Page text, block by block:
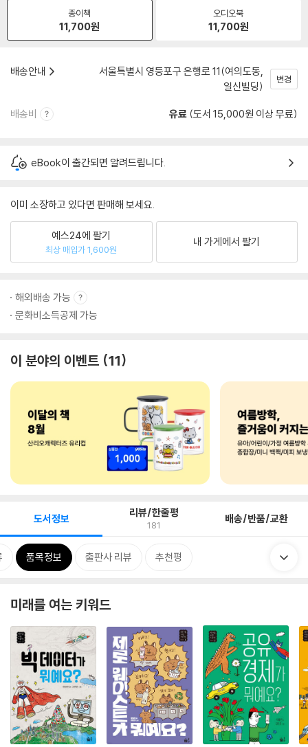
종이책
11,700원
오디오북
11,700원
배송안내
서울특별시 영등포구 은행로 11(여의도동,
일신빌딩)
변경
배송비 유료 (도서 15,000원 이상 무료)
eBook이 출간되면 알려드립니다.
이미 소장하고 있다면 판매해 보세요.
예스24에 팔기
최상 매입가 1,600원
내 가게에서 팔기
해외배송 가능
문화비소득공제 가능
이 분야의 이벤트 11
도서정보 리뷰/한줄평
181 배송/반품/교환
품목정보 출판사 리뷰 추천평
미래를 여는 키워드